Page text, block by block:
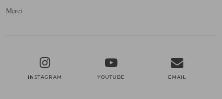
Merci
INSTAGRAM YOUTUBE EMAIL